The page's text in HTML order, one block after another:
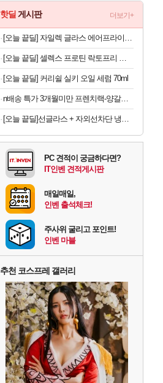
핫딜 게시판 더보기+
[오늘 끝딜] 자일렉 글라스 에어프라이어 6L 대용량 유리 바스켓
[오늘 끝딜] 셀렉스 프로틴 락토프리 플러스 근력 개선 단백질 608g, 4개
[오늘 끝딜] 커리쉴 실키 오일 세럼 70ml
n배송 특가 3개월미만 프렌치랙-양갈비 양고기 밀키트 캠핑 쉽새끼 목초육 프랜치랙 프렌치렉 [원산지:뉴질랜드]
[오늘 끝딜]선글라스 + 자외선차단 냉감원단 스포츠 쿨 마스크 화이트 1매입
PC 견적이 궁금하다면?
IT인벤 견적게시판
매일매일,
인벤 출석체크!
주사위 굴리고 포인트!
인벤 마블
추천 코스프레 갤러리